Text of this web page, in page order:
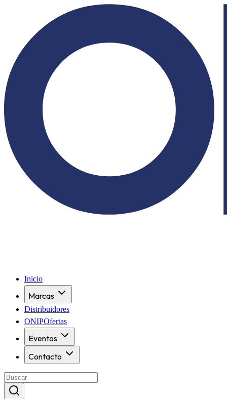
Inicio
Marcas
Distribuidores
ONIPOfertas
Eventos
Contacto